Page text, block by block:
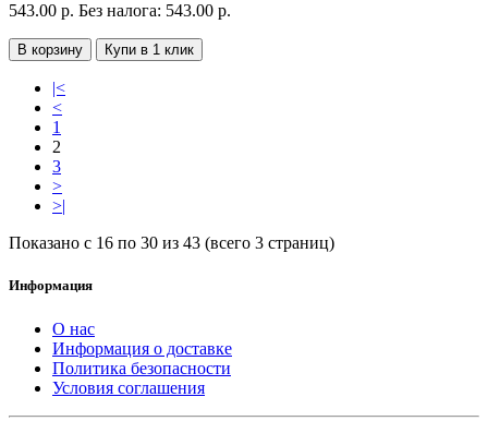
543.00 р. Без налога: 543.00 р.
В корзину Купи в 1 клик
|<
<
1
2
3
>
>|
Показано с 16 по 30 из 43 (всего 3 страниц)
Информация
О нас
Информация о доставке
Политика безопасности
Условия соглашения